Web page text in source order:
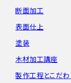
断面加工
表面仕上
塗装
木材加工講座
製作工程とこだわ